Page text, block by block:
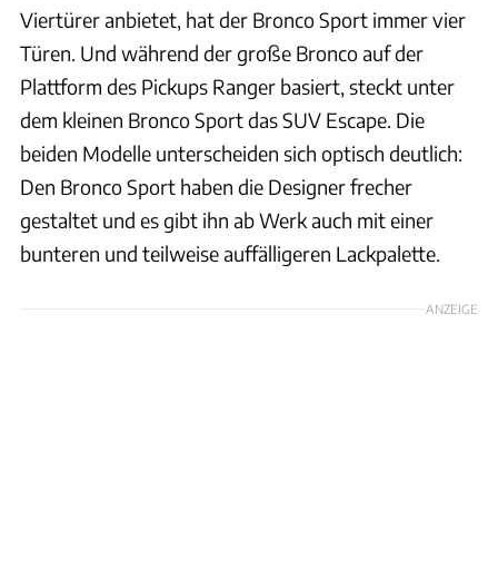
Viertürer anbietet, hat der Bronco Sport immer vier
Türen. Und während der große Bronco auf der
Plattform des Pickups Ranger basiert, steckt unter
dem kleinen Bronco Sport das SUV Escape. Die
beiden Modelle unterscheiden sich optisch deutlich:
Den Bronco Sport haben die Designer frecher
gestaltet und es gibt ihn ab Werk auch mit einer
bunteren und teilweise auffälligeren Lackpalette.
ANZEIGE